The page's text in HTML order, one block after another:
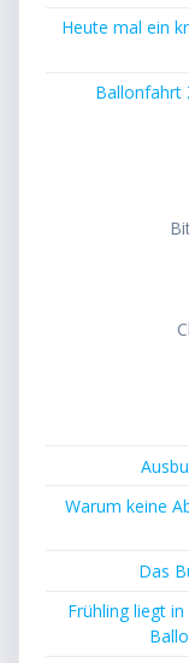
Heute mal ein
Ballonfahrt
Warum keine
Das
Frühling liegt